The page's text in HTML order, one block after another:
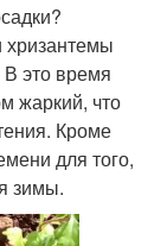
это время
жаркий, что
Кроме
для того,
зимы.